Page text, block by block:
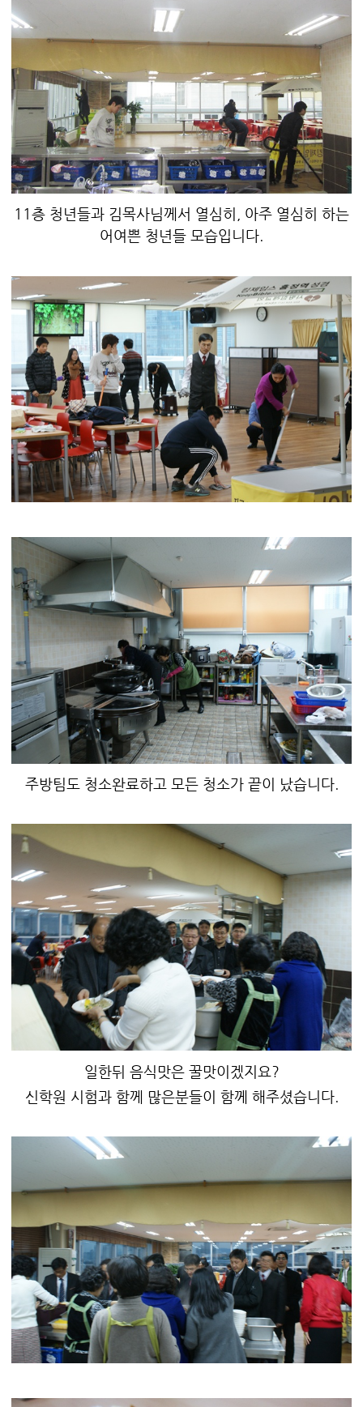
11층 청년들과 김목사님께서 열심히, 아주 열심히 하는
어여쁜 청년들 모습입니다.
주방팀도 청소완료하고 모든 청소가 끝이 났습니다.
일한뒤 음식맛은 꿀맛이겠지요?
신학원 시험과 함께 많은분들이 함께 해주셨습니다.